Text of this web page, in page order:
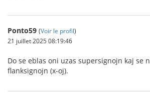
Ponto59 (Voir le profil)
21 juillet 2025 08:19:46
Do se eblas oni uzas supersignojn kaj se
flanksignojn (x-oj).